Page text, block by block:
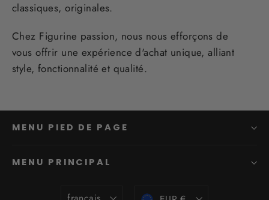
classiques, originales.
Chez Figurine passion, nous nous efforçons de
vous offrir une expérience d'achat unique, alliant
style, fonctionnalité et qualité.
MENU PIED DE PAGE
MENU PRINCIPAL
Langue Devise